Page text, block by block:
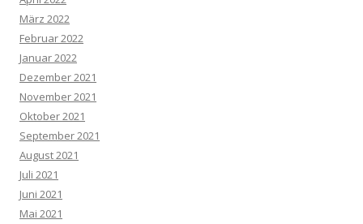
März 2022
Februar 2022
Januar 2022
Dezember 2021
November 2021
Oktober 2021
September 2021
August 2021
Juli 2021
Juni 2021
Mai 2021